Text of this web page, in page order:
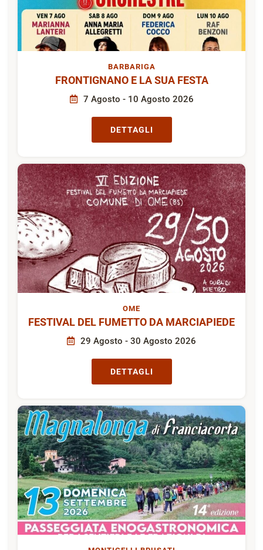
BARBARIGA
FRONTIGNANO E LA SUA FESTA
7 Agosto - 10 Agosto 2026
DETTAGLI
OME
FESTIVAL DEL FUMETTO DA MARCIAPIEDE
29 Agosto - 30 Agosto 2026
DETTAGLI